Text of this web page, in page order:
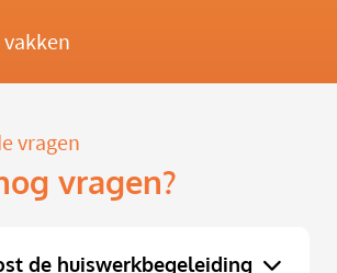
vragen
vragen?
de huiswerkbegeleiding